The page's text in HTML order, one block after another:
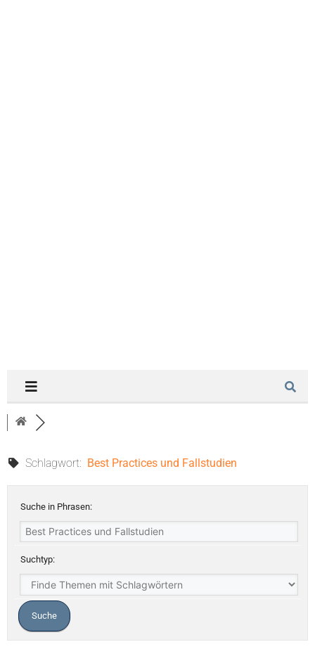
Schlagwort: Best Practices und Fallstudien
Suche in Phrasen:
Suchtyp: